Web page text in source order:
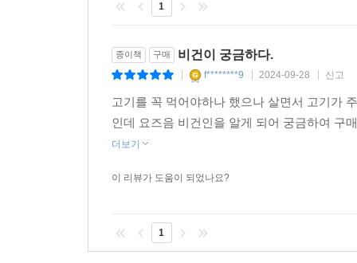
100퍼센트가 아니어도 고기나 어묵을 추가하지
작가는 이 책을 통해 흔들려도 계속 나아가는 자
태도로 우리 각자의 삶에 비건이라는 근사한 편
아무리 애인이 좋아도 하루 종일 애인만 생
어려웠습니다만, 흔들리며 나아가기로 했습니
했습니다. (중략) 어쩌면 내 인생은 완결되지 않는
1
종이책 구매 비건이 궁금하다.
f********9 2024-09-28 신고
고기를 꼭 먹어야하나 했으나 살면서 고기가
인데 요즈음 비건인을 알게 되어 궁금하여 구
더보기
이 리뷰가 도움이 되었나요?
1